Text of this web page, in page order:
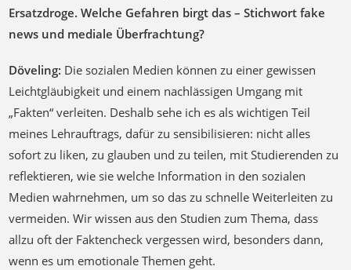
Ersatzdroge. Welche Gefahren birgt das – Stichwort fake
news und mediale Überfrachtung?
Döveling: Die sozialen Medien können zu einer gewissen
Leichtgläubigkeit und einem nachlässigen Umgang mit
„Fakten“ verleiten. Deshalb sehe ich es als wichtigen Teil
meines Lehrauftrags, dafür zu sensibilisieren: nicht alles
sofort zu liken, zu glauben und zu teilen, mit Studierenden zu
reflektieren, wie sie welche Information in den sozialen
Medien wahrnehmen, um so das zu schnelle Weiterleiten zu
vermeiden. Wir wissen aus den Studien zum Thema, dass
allzu oft der Faktencheck vergessen wird, besonders dann,
wenn es um emotionale Themen geht.